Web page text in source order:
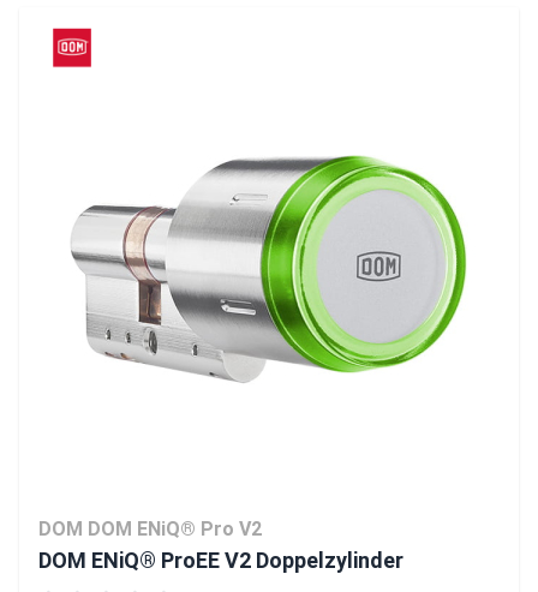
DOM DOM ENiQ® Pro V2
DOM ENiQ® ProEE V2 Doppelzylinder